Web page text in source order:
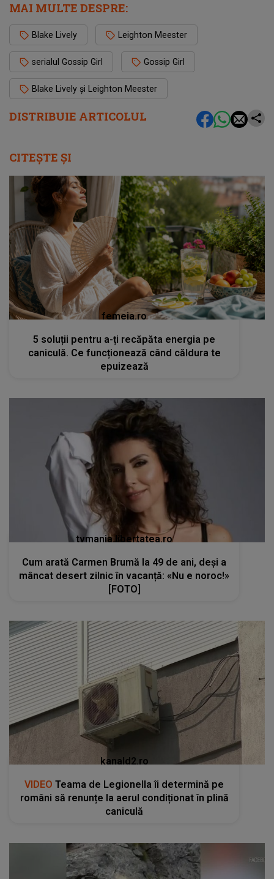
DISTRIBUIE ARTICOLUL
MAI MULTE DESPRE:
Blake Lively Leighton Meester
serialul Gossip Girl Gossip Girl
Blake Lively și Leighton Meester
CITEȘTE ȘI
femeia.ro
5 soluții pentru a-ți recăpăta energia pe
caniculă. Ce funcționează când căldura te
epuizează
tvmania.libertatea.ro
Cum arată Carmen Brumă la 49 de ani, deși a
mâncat desert zilnic în vacanță: «Nu e noroc!»
[FOTO]
kanald2.ro
VIDEO Teama de Legionella îi determină pe
români să renunțe la aerul condiționat în plină
caniculă